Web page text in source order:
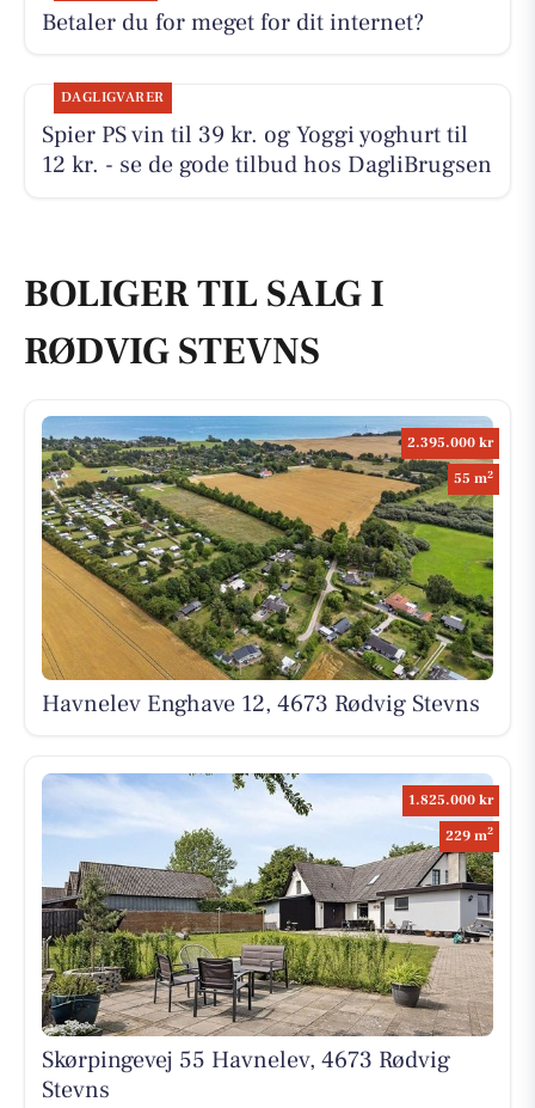
Betaler du for meget for dit internet?
DAGLIGVARER
Spier PS vin til 39 kr. og Yoggi yoghurt til
12 kr. - se de gode tilbud hos DagliBrugsen
BOLIGER TIL SALG I
RØDVIG STEVNS
2.395.000 kr
55 m2
Havnelev Enghave 12, 4673 Rødvig Stevns
1.825.000 kr
229 m2
Skørpingevej 55 Havnelev, 4673 Rødvig
Stevns